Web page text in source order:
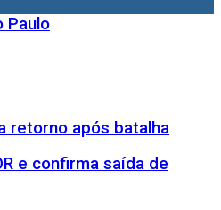
Paulo
retorno após batalha
e confirma saída de